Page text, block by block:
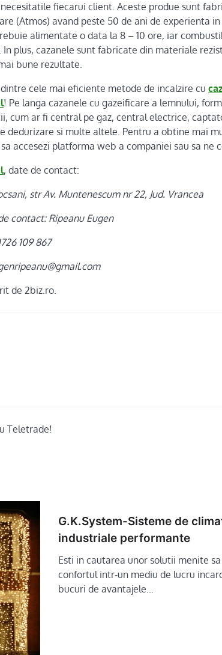
fiecarui client. Aceste produe sunt
(Atmos) avand peste 50 de ani de experienta
alimentate o data la 8 – 10 ore, iar
In plus, cazanele sunt fabricate din materiale
bune rezultate.
cele mai eficiente metode de incalzire cu
! Pe langa cazanele cu gazeificare a lemnului,
cum ar fi central pe gaz, central electrice,
dedurizare si multe altele. Pentru a obtine mai
accesezi platforma web a companiei sau sa ne
, date de contact:
str Av. Muntenescum nr 22, Jud. Vrancea
contact: Ripeanu Eugen
109 867
de 2biz.ro.
Teletrade!
G.K.System-Sisteme de
industriale performante
Esti in cautarea unor solutii menite
confortul intr-un mediu de lucru
bucuri de avantajele…